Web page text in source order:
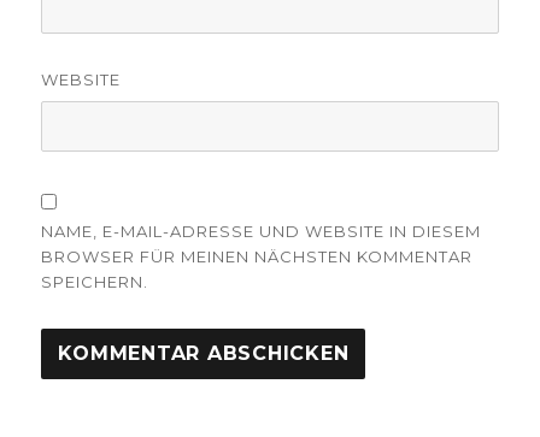
WEBSITE
NAME, E-MAIL-ADRESSE UND WEBSITE IN DIESEM
BROWSER FÜR MEINEN NÄCHSTEN KOMMENTAR
SPEICHERN.